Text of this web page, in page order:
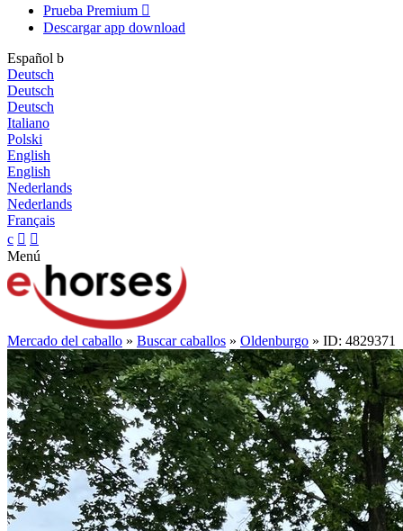
Prueba Premium 
Descargar app download
Español b
Deutsch
Deutsch
Deutsch
Italiano
Polski
English
English
Nederlands
Nederlands
Français
c  
Menú
Mercado del caballo » Buscar caballos » Oldenburgo » ID: 4829371